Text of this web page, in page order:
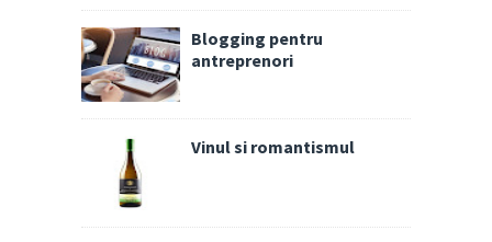
Blogging pentru
antreprenori
Vinul si romantismul